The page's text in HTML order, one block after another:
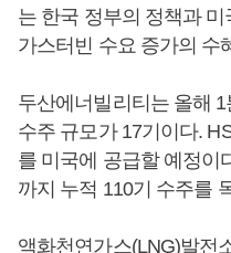
는 한국 정부의 정책과
가스터빈 수요 증가의 수
두산에너빌리티는 올해
수주 규모가 17기이다.
를 미국에 공급할 예정이
까지 누적 110기 수주를
액화천연가스(LNG)발전